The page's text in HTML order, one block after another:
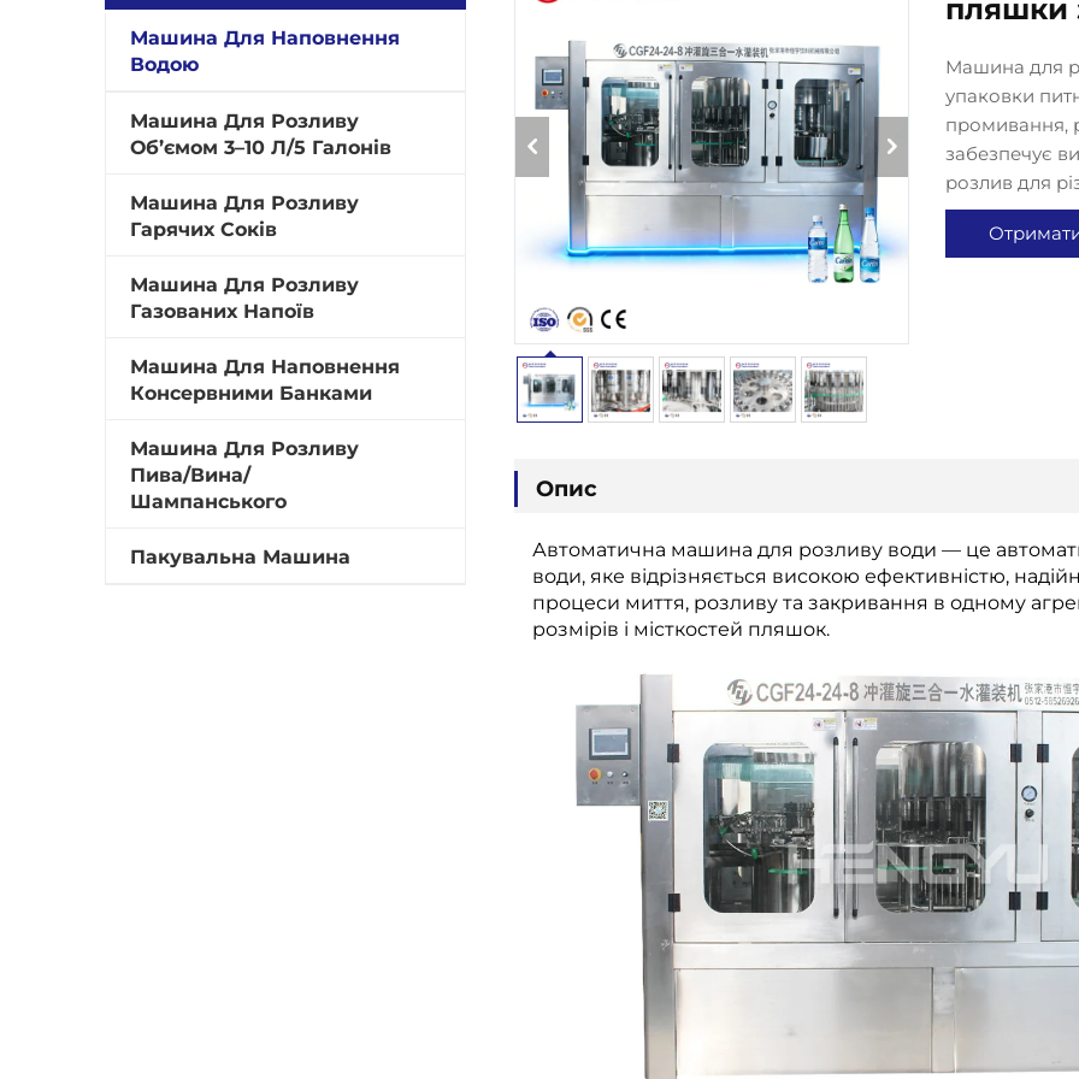
Машина Для Наповнення
Водою
Машина Для Розливу
Об’ємом 3–10 Л/5 Галонів
Машина Для Розливу
Гарячих Соків
Машина Для Розливу
Газованих Напоїв
Машина Для Наповнення
Консервними Банками
Машина Для Розливу
Пива/Вина/
Шампанського
Пакувальна Машина
пляшки
Машина для
упаковки
промивання,
забезпечує
розлив для
Опис
Автоматична машина для розливу води — це
води, яке відрізняється високою ефективністю,
процеси миття, розливу та закривання в одному
розмірів і місткостей пляшок.